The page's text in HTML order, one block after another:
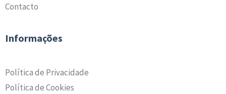
Contacto
Informações
Política de Privacidade
Política de Cookies